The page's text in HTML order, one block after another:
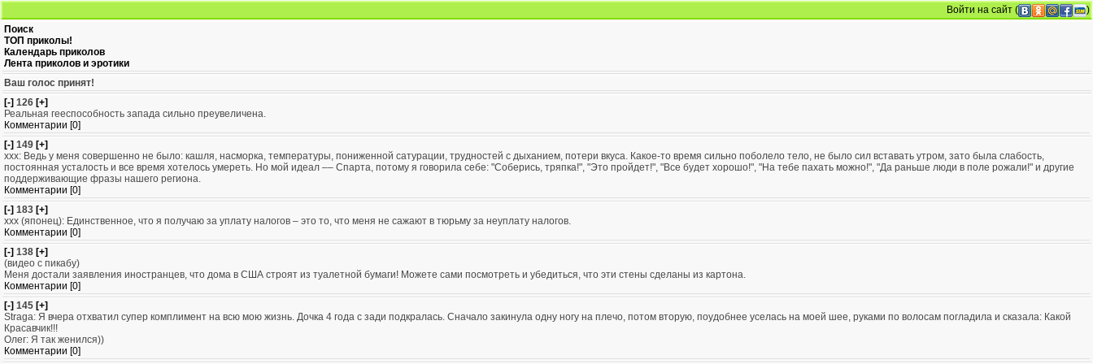
Войти на сайт (
)
Поиск
ТОП приколы!
Календарь приколов
Лента приколов и эротики
Ваш голос принят!
[-] 126 [+]
Реальная гееспособность запада сильно преувеличена.
Комментарии [0]
[-] 149 [+]
ххх: Ведь у меня совершенно не было: кашля, насморка, температуры, пониженной сатурации, трудностей с дыханием, потери вкуса. Какое-то время сильно поболело тело, не было сил вставать утром, зато была слабость,
постоянная усталость и все время хотелось умереть. Но мой идеал –– Спарта, потому я говорила себе: "Соберись, тряпка!", "Это пройдет!", "Все будет хорошо!", "На тебе пахать можно!", "Да раньше люди в поле рожали!" и другие
поддерживающие фразы нашего региона.
Комментарии [0]
[-] 183 [+]
xxx (японец): Единственное, что я получаю за уплату налогов – это то, что меня не сажают в тюрьму за неуплату налогов.
Комментарии [0]
[-] 138 [+]
(видео с пикабу)
Меня достали заявления иностранцев, что дома в США строят из туалетной бумаги! Можете сами посмотреть и убедиться, что эти стены сделаны из картона.
Комментарии [0]
[-] 145 [+]
Straga: Я вчера отхватил супер комплимент на всю мою жизнь. Дочка 4 года с зади подкралась. Сначало закинула одну ногу на плечо, потом вторую, поудобнее уселась на моей шее, руками по волосам погладила и сказала: Какой
Красавчик!!!
Олег: Я так женился))
Комментарии [0]